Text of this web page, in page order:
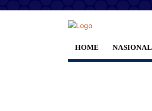
HOME NASIONAL